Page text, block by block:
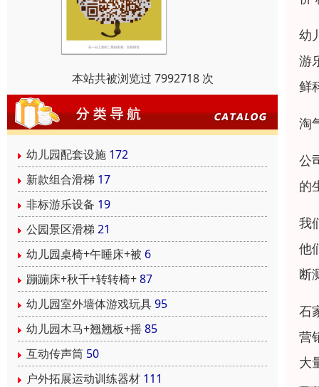
本站共被浏览过 7992718 次
幼儿园配套设施 172
新款组合滑梯 17
非标游乐设备 19
公园景区滑梯 21
幼儿园桌椅+午睡床+被 6
蹦蹦床+秋千+转转椅+87
幼儿园室外墙体游戏玩具95
幼儿园木马+翘翘板+摇85
互动传声筒 50
户外拓展运动训练器材 111
幼
游
鲜
淘
公
的
我
他
断
石
营
大